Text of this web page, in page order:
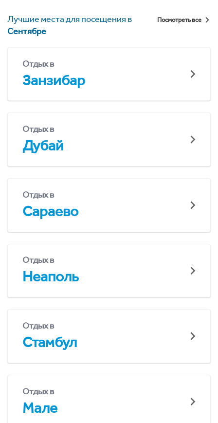
Лучшие места для посещения в
Сентябре
Посмотреть все
Отдых в
Занзибар
Отдых в
Дубай
Отдых в
Сараево
Отдых в
Неаполь
Отдых в
Стамбул
Отдых в
Мале